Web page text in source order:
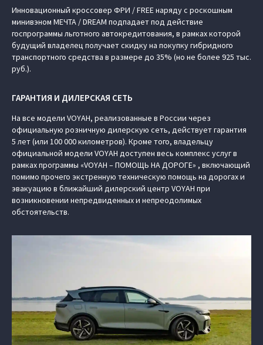
Инновационный кроссовер ФРИ / FREE наряду с роскошным
минивэном МЕЧТА / DREAM подпадает под действие
госпрограммы льготного автокредитования, в рамках которой
будущий владелец получает скидку на покупку гибридного
транспортного средства в размере до 35% (но не более 925 тыс.
руб.).
ГАРАНТИЯ И ДИЛЕРСКАЯ СЕТЬ
На все модели VOYAH, реализованные в России через
официальную розничную дилерскую сеть, действует гарантия
5 лет (или 100 000 километров). Кроме того, владельцу
официальной модели VOYAH доступен весь комплекс услуг в
рамках программы «VOYAH – ПОМОЩЬ НА ДОРОГЕ» , включающий
помимо прочего экстренную техническую помощь на дорогах и
эвакуацию в ближайший дилерский центр VOYAH при
возникновении непредвиденных и непреодолимых
обстоятельств.